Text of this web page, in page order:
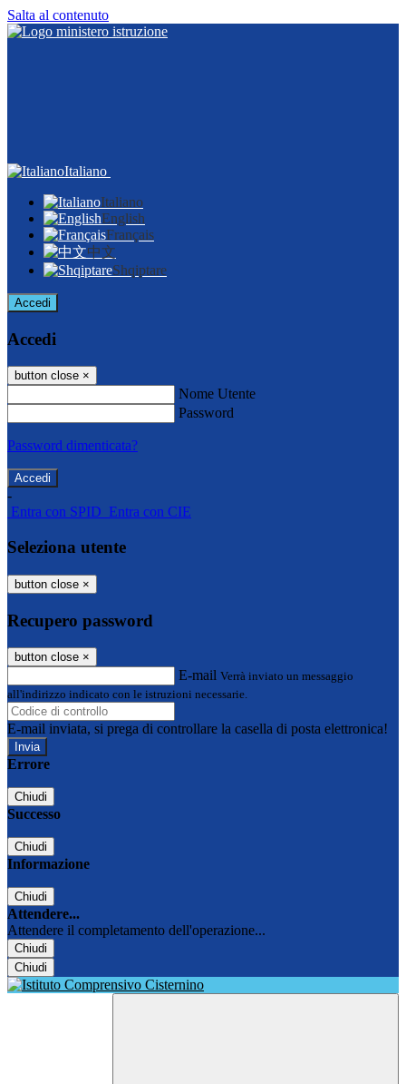
Salta al contenuto
Italiano
Italiano
English
Français
中文
Shqiptare
Accedi
Accedi
button close ×
Nome Utente
Password
Password dimenticata?
-
Entra con SPID Entra con CIE
Seleziona utente
button close ×
Recupero password
button close ×
E-mail Verrà inviato un messaggio
all'indirizzo indicato con le istruzioni necessarie.
E-mail inviata, si prega di controllare la casella di posta elettronica!
Errore
Chiudi
Successo
Chiudi
Informazione
Chiudi
Attendere...
Attendere il completamento dell'operazione...
Chiudi
Chiudi